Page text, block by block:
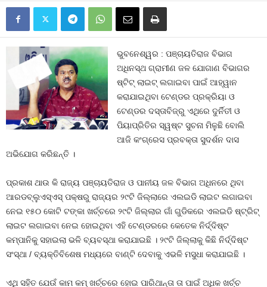
ଭୁବନେଶ୍ୱର : ପଞ୍ଚାୟତିରାଜ ବିଭାଗ
ଅଧିନସ୍ଥ ଗ୍ରାମୀଣ ଜଳ ଯୋଗାଣ ବିଭାଗର
ଷ୍ଟିଟ୍ ଲାଇଟ୍ ଲଗାଇବା ପାଇଁ ଆହ୍ୱାନ
କରାଯାଇଥିବା ଟେଣ୍ଡର ପ୍ରକ୍ରିୟା ଓ
ଟେଣ୍ଡର ଦସ୍ତାବିଜ୍‌ରୁ ଏଥିରେ ଦୁର୍ନିତୀ ଓ
ପିୟାପ୍ରିତିର ସ୍ୱଷ୍ଟ ସୁଚନା ମିଳୁଛି ବୋଲି
ଆଜି କଂଗ୍ରେସ ପ୍ରବକ୍ତା ସୁଦର୍ଶନ ଦାସ
ଅଭିଯୋଗ କରିଛନ୍ତି ।
ପ୍ରକାଶ ଥାଉ କି ରାଜ୍ୟ ପଞ୍ଚାୟତିରାଜ ଓ ପାନୀୟ ଜଳ ବିଭାଗ ଅଧିନରେ ଥିବା
ଆରଡବ୍ଲୁଏସ୍‌ଏସ୍ ପକ୍ଷରୁ ରାଜ୍ୟର ୨୯ଟି ଜିଲ୍ଲାରେ ଏଲଇଡି ଲାଇଟ ଲଗାଇବା
ନେଇ ୧୫୦ କୋଟି ଟଙ୍କା ଖର୍ଚ୍ଚରେ ୨୯ଟି ଜିଲ୍ଲାର ଗାଁ ଗୁଡିକରେ ଏଲଇଡି ଷ୍ଟ୍ରିଟ୍
ଲାଇଟ ଲଗାଇବା ନେଇ ହୋଇଥିବା ଏହି ଟେଣ୍ଡରରେ କେତେକ ନିର୍ଦ୍ଦିଷ୍ଟ
କମ୍ପାନିକୁ ସହାଇଲା ଭଳି ବ୍ୟବସ୍ଥା କରାଯାଇଛି । ୨୯ଟି ଜିଲ୍ଲାକୁ କିଛି ନିର୍ଦ୍ଦିଷ୍ଟ
ସଂସ୍ଥା / ବ୍ୟକ୍ତିବିଶେଷ ମଧ୍ୟରେ ବାଣ୍ଟି ଦେବାକୁ ଏଭଳି ମସୁଧା କରାଯାଇଛି ।
ଏଥି ସହିତ ଯେଉଁ କାମ କମ୍ ଖର୍ଚ୍ଚରେ ହୋଇ ପାରିଥାନ୍ତା ତା ପାଇଁ ଅଧିକ ଖର୍ଚ୍ଚ